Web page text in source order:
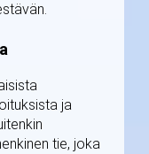
ja
tie, joka